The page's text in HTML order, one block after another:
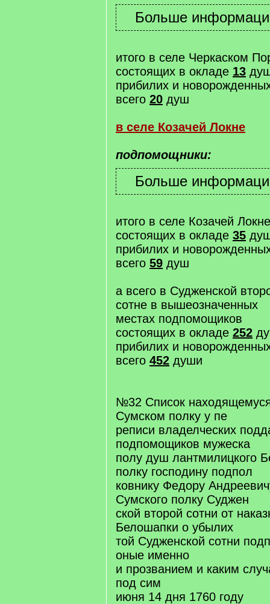
итого в селе Черкаском
состоящих в окладе 13
прибилих и
всего 20 душ
в селе Козачей Локне
подпомощники:
итого в селе Козачей Локне
состоящих в окладе 35
прибилих и
всего 59 душ
а всего в Судженской
сотне в вышеозначенных
местах подпомощиков
состоящих в окладе 252
прибилих и
всего 452 души
№32 Список
Сумском полку у пе
реписи владелческих
подпомощиков мужеска
полу душ лантмилицкого
полку господину подпол
ковнику Федору
Сумского полку Суджен
ской второй сотни от
Белошапки о убылих
той Судженской сотни
оные именно
и прозванием и каким
под сим
июня 14 дня 1760 году